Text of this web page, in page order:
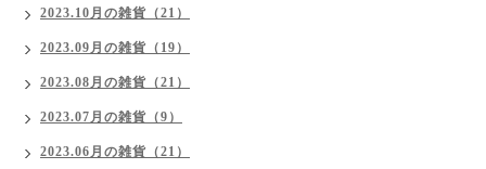
2023.10月の雑貨（21）
2023.09月の雑貨（19）
2023.08月の雑貨（21）
2023.07月の雑貨（9）
2023.06月の雑貨（21）